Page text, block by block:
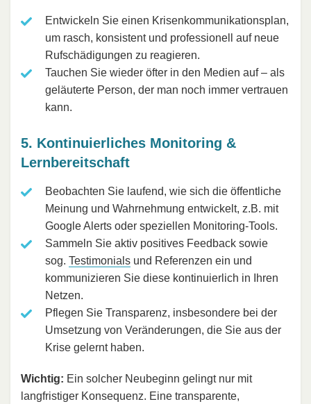
Entwickeln Sie einen Krisenkommunikationsplan,
um rasch, konsistent und professionell auf neue
Rufschädigungen zu reagieren.
Tauchen Sie wieder öfter in den Medien auf – als
geläuterte Person, der man noch immer vertrauen
kann.
5. Kontinuierliches Monitoring &
Lernbereitschaft
Beobachten Sie laufend, wie sich die öffentliche
Meinung und Wahrnehmung entwickelt, z.B. mit
Google Alerts oder speziellen Monitoring-Tools.
Sammeln Sie aktiv positives Feedback sowie
sog. Testimonials und Referenzen ein und
kommunizieren Sie diese kontinuierlich in Ihren
Netzen.
Pflegen Sie Transparenz, insbesondere bei der
Umsetzung von Veränderungen, die Sie aus der
Krise gelernt haben.
Wichtig: Ein solcher Neubeginn gelingt nur mit
langfristiger Konsequenz. Eine transparente,